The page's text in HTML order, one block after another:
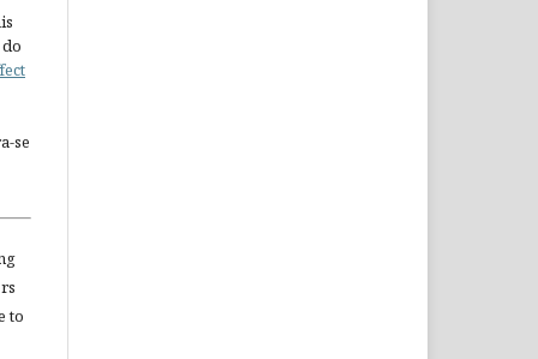
se
to